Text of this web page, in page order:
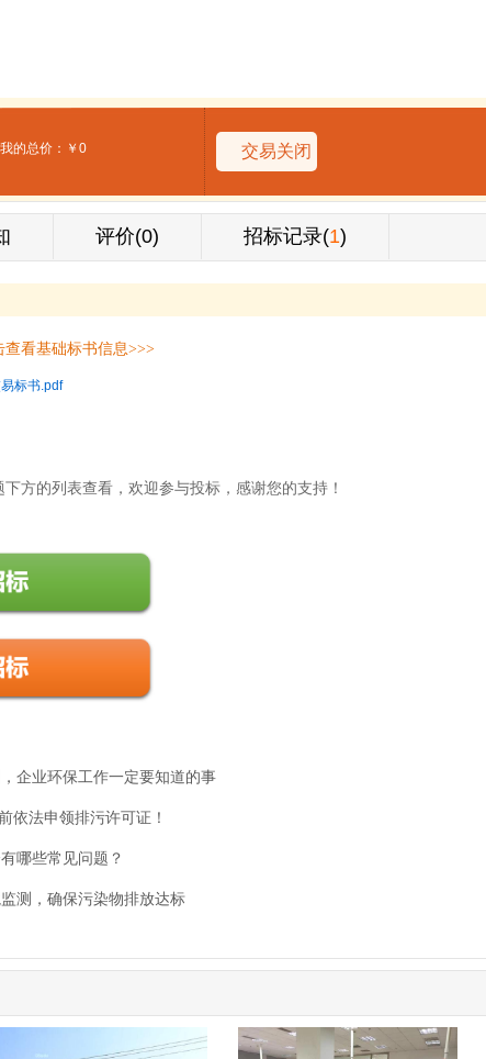
我的总价：￥0 交易关闭
评价(0) 招标记录(1)
看基础标书信息>>>
标书.pdf
方的列表查看，欢迎参与投标，感谢您的支持！
企业环保工作一定要知道的事
依法申领排污许可证！
哪些常见问题？
测，确保污染物排放达标